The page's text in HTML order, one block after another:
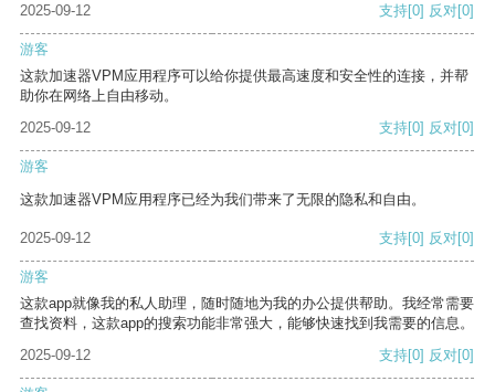
2025-09-12
支持[0] 反对[0]
游客
这款加速器VPM应用程序可以给你提供最高速度和安全性的连接，并帮
助你在网络上自由移动。
2025-09-12
支持[0] 反对[0]
游客
这款加速器VPM应用程序已经为我们带来了无限的隐私和自由。
2025-09-12 支持[0] 反对[0]
游客
这款app就像我的私人助理，随时随地为我的办公提供帮助。我经常需要
查找资料，这款app的搜索功能非常强大，能够快速找到我需要的信息。
2025-09-12
支持[0] 反对[0]